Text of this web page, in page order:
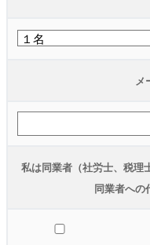
メ
私は同業者（社労士、税理
同業者への